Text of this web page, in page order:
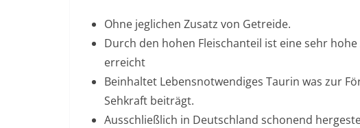
Ohne jeglichen Zusatz von Getreide.
Durch den hohen Fleischanteil ist eine sehr
erreicht
Beinhaltet Lebensnotwendiges Taurin was zur
Sehkraft beiträgt.
Ausschließlich in Deutschland schonend